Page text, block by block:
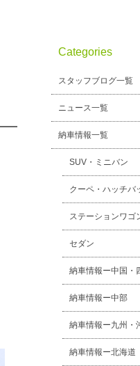
Categories
スタッフブログ一覧
ニュース一覧
納車情報一覧
SUV・ミニバン
クーペ・ハッチバ
ステーションワゴ
セダン
納車情報ー中国・
納車情報ー中部
納車情報ー九州・
納車情報ー北海道